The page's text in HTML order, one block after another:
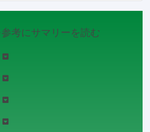
考にサマリーを読む